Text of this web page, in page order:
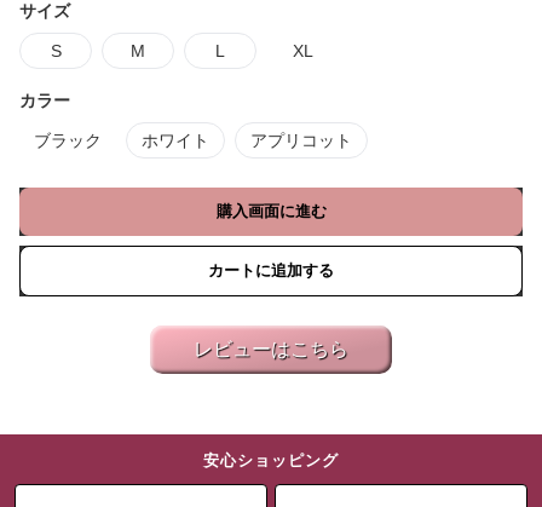
サイズ
S M L XL
カラー
ブラック ホワイト アプリコット
購入画面に進む
カートに追加する
レビューはこちら
安心ショッピング